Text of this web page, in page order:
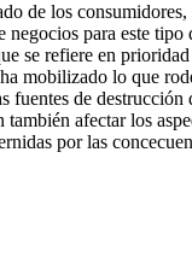
de los
para este
se refiere en
mobilizado lo que
de
afectar los
por las